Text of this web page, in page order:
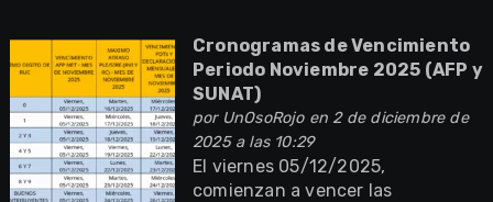
Cronogramas de Vencimiento
Periodo Noviembre 2025 (AFP y
SUNAT)
por UnOsoRojoen 2 de diciembre de
2025 a las 10:29
El viernes 05/12/2025,
comienzan a vencer las